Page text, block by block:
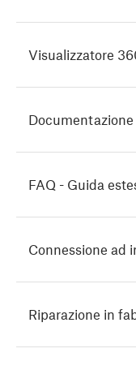
Visualizzatore
FAQ - Guida
Connessione ad
Riparazione in